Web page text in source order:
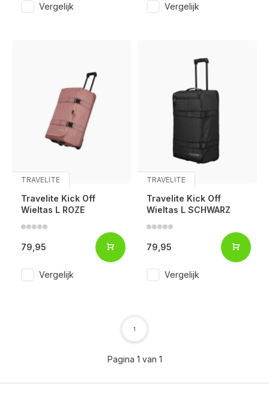
Voor 17:00 besteld, is vandaag verzonden (ma-vr)
Vergelijk Vergelijk
TRAVELITE
Travelite Kick Off
Wieltas L ROZE
79,95
Vergelijk
TRAVELITE
Travelite Kick Off
Wieltas L SCHWARZ
79,95
Vergelijk
Pagina 1 van 1
1